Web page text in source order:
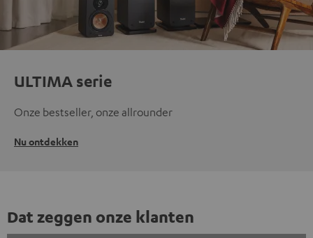
ULTIMA serie
Onze bestseller, onze allrounder
Nu ontdekken
Dat zeggen onze klanten